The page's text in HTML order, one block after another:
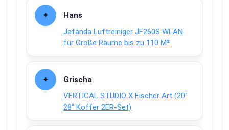
Hans
Jafända Luftreiniger JF260S WLAN
für Große Räume bis zu 110 M²
Grischa
VERTICAL STUDIO X Fischer Art (20″
28″ Koffer 2ER-Set)